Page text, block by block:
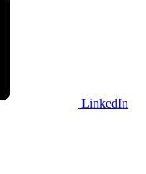
LinkedIn